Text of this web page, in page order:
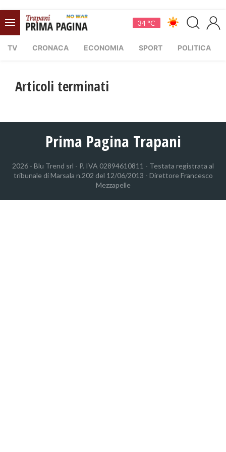
34 °C
TV CRONACA ECONOMIA SPORT POLITICA
Articoli terminati
Prima Pagina Trapani
2026 - Blu Trend srl - P. IVA 02894610811 - Testata registrata al
tribunale di Marsala n.202 del 12/06/2013 - Direttore Francesco
Mezzapelle